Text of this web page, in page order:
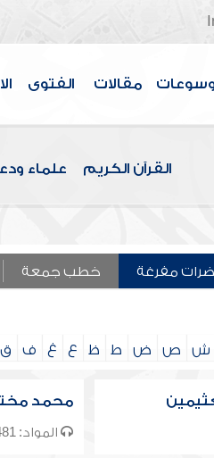
مقالات الفتوى
القرآن الكريم علماء
مفرغة خطب جمعة
ش ص ض ط ظ ع غ ف ق
محمد
المواد: 481